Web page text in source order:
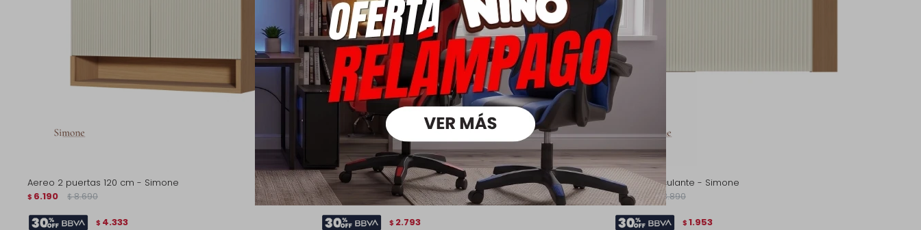
Aereo 2 puertas 120 cm - Simone
$ 6.190 $ 8.690
$ 4.333
Aéreo 80 cm 2 Puertas - Simone
$ 3.990 5.790
$ 2.793
Aéreo basculante - Simone
$ 2.790 $ 3.890
$ 1.953